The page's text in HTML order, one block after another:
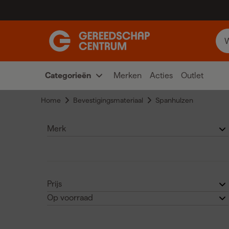
Categorieën Merken Acties Outlet
Home Bevestigingsmateriaal Spanhulzen
Merk
Prijs
Op voorraad